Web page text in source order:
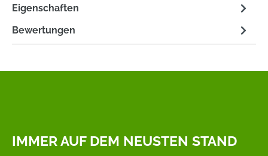
Eigenschaften
Bewertungen
IMMER AUF DEM NEUSTEN STAND